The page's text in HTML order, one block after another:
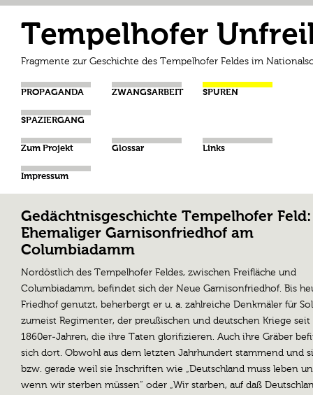
Tempelhofer
Fragmente zur Geschichte des Tempelhofer Feldes im
PROPAGANDA ZWANGSARBEIT SPUREN
SPAZIERGANG
Zum Projekt Glossar Links
Impressum
Gedächtnisgeschichte Tempelhofer Feld:
Ehemaliger Garnisonfriedhof am
Columbiadamm
Nordöstlich des Tempelhofer Feldes, zwischen Freifläche und
Columbiadamm, befindet sich der Neue Garnisonfriedhof. Bis
Friedhof genutzt, beherbergt er u. a. zahlreiche Denkmäler für
zumeist Regimenter, der preußischen und deutschen Kriege seit
1860er-Jahren, die ihre Taten glorifizieren. Auch ihre Gräber
sich dort. Obwohl aus dem letzten Jahrhundert stammend und
bzw. gerade weil sie Inschriften wie „Deutschland muss leben
wenn wir sterben müssen“ oder „Wir starben, auf daß